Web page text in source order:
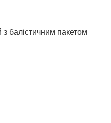
балістичним пакетом